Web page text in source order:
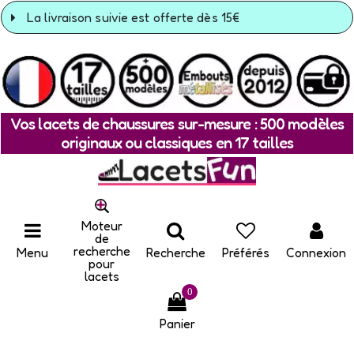
La livraison suivie est offerte dès 15€
Vos lacets de chaussures sur-mesure : 500 modèles
originaux ou classiques en 17 tailles
Menu
Moteur
de
recherche
pour
lacets
Recherche Préférés Connexion
0
Panier